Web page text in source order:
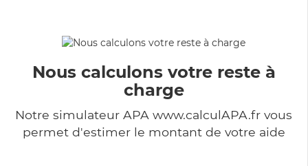
Nous calculons votre reste à
charge
Notre simulateur APA www.calculAPA.fr vous
permet d'estimer le montant de votre aide